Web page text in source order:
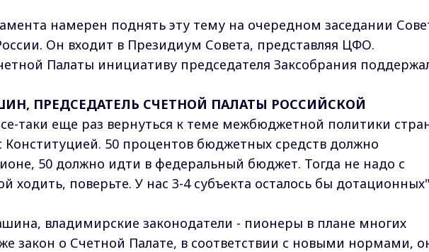
намерен поднять эту тему на очередном заседании
Он входит в Президиум Совета, представляя ЦФО.
Палаты инициативу председателя Заксобрания
ПРЕДСЕДАТЕЛЬ СЧЕТНОЙ ПАЛАТЫ РОССИЙСКОЙ
таки еще раз вернуться к теме межбюджетной политики
Конституцией. 50 процентов бюджетных средств должно
50 должно идти в федеральный бюджет. Тогда не надо с
ходить, поверьте. У нас 3-4 субъекта осталось бы
владимирские законодатели - пионеры в плане многих
закон о Счетной Палате, в соответствии с новыми нормами,